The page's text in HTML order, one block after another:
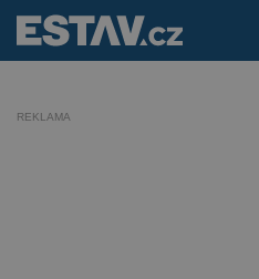
REKLAMA